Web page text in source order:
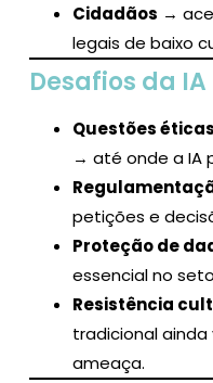
Cidadãos →
legais de baixo
Desafios da
Questões
→ até onde a IA
petições e
Proteção de
essencial no
Resistência
tradicional
ameaça.